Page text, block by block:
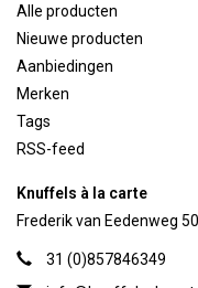
Alle producten
Nieuwe producten
Aanbiedingen
Merken
Tags
RSS-feed
Knuffels à la carte
Frederik van Eedenweg
31 (0)857846349